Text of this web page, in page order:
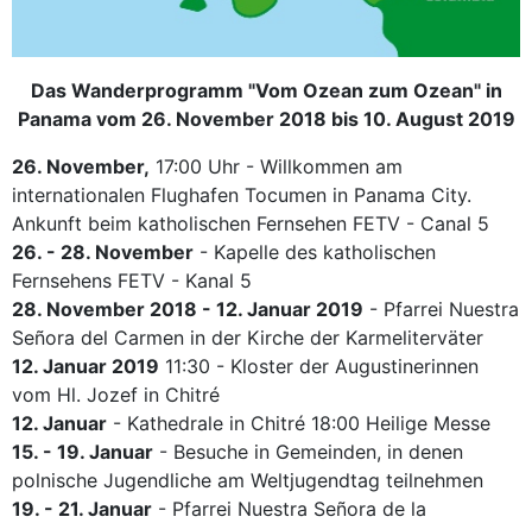
Das Wanderprogramm "Vom Ozean zum Ozean" in
Panama vom 26. November 2018 bis 10. August 2019
26. November, 17:00 Uhr - Willkommen am
internationalen Flughafen Tocumen in Panama City.
Ankunft beim katholischen Fernsehen FETV - Canal 5
26. - 28. November - Kapelle des katholischen
Fernsehens FETV - Kanal 5
28. November 2018 - 12. Januar 2019 - Pfarrei Nuestra
Señora del Carmen in der Kirche der Karmeliterväter
12. Januar 2019 11:30 - Kloster der Augustinerinnen
vom Hl. Jozef in Chitré
12. Januar - Kathedrale in Chitré 18:00 Heilige Messe
15. - 19. Januar - Besuche in Gemeinden, in denen
polnische Jugendliche am Weltjugendtag teilnehmen
19. - 21. Januar - Pfarrei Nuestra Señora de la